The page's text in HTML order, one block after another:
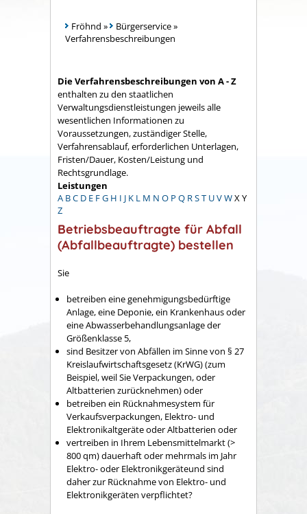
Fröhnd » Bürgerservice»
Verfahrensbeschreibungen
Die Verfahrensbeschreibungen von A - Z
enthalten zu den staatlichen
Verwaltungsdienstleistungen jeweils alle
wesentlichen Informationen zu
Voraussetzungen, zuständiger Stelle,
Verfahrensablauf, erforderlichen Unterlagen,
Fristen/Dauer, Kosten/Leistung und
Rechtsgrundlage.
Leistungen
A BC D E FG H I J K L M N O P Q RST UVWX Y
Z
Betriebsbeauftragte für Abfall
(Abfallbeauftragte) bestellen
Sie
betreiben eine genehmigungsbedürftige
Anlage, eine Deponie, ein Krankenhaus oder
eine Abwasserbehandlungsanlage der
Größenklasse 5,
sind Besitzer von Abfällen im Sinne von § 27
Kreislaufwirtschaftsgesetz(KrWG) (zum
Beispiel, weil Sie Verpackungen, oder
Altbatterien zurücknehmen)oder
betreiben ein Rücknahmesystem für
Verkaufsverpackungen, Elektro- und
Elektronikaltgeräte oder Altbatterien oder
vertreiben in Ihrem Lebensmittelmarkt (>
800 qm) dauerhaft oder mehrmals im Jahr
Elektro- oder Elektronikgeräteund sind
daher zur Rücknahme von Elektro- und
Elektronikgeräten verpflichtet?